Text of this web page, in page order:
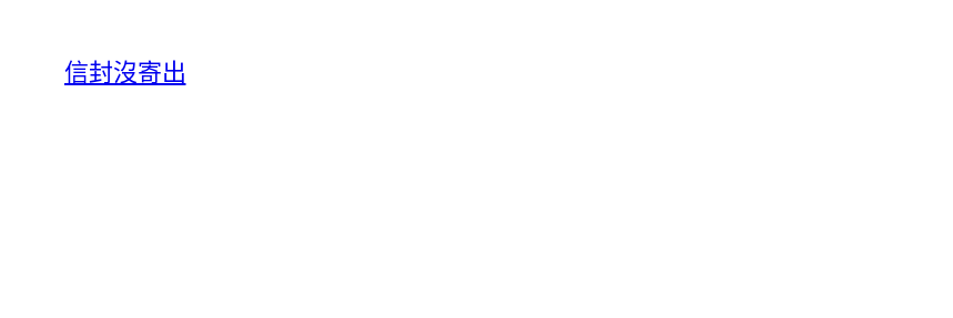
信封沒寄出